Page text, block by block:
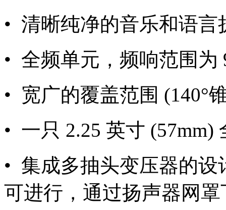
• 清晰纯净的音乐和语言
• 全频单元，频响范围为
• 宽广的覆盖范围 (140°
• 一只 2.25 英寸 (57mm)
• 集成多抽头变压器的
可进行，通过扬声器网